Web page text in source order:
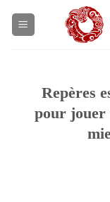
Repères
pour jouer